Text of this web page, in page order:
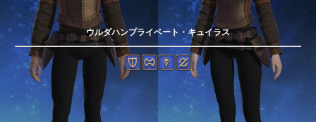
ウルダハンプライベート・キュイラス